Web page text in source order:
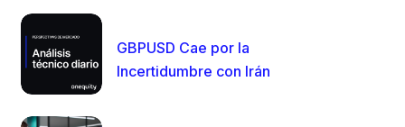
GBPUSD Cae por la
Incertidumbre con Irán